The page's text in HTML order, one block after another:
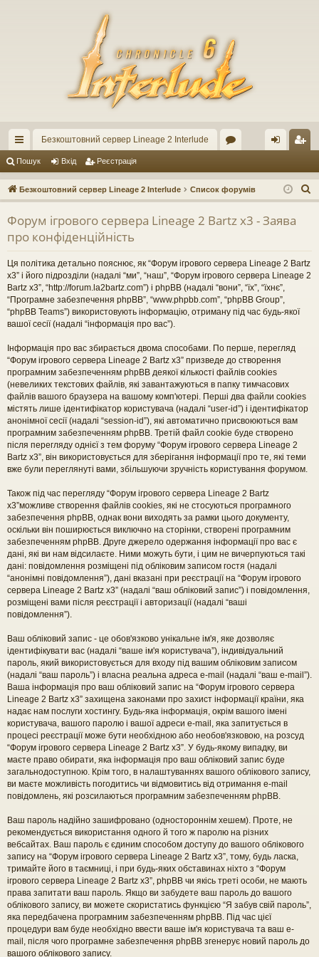
ви
дк
ий
до
ст
уп
Безкоштовний сервер Lineage 2 Interlude
ум
и
д ст
ра
Пошук Вхід Реєстрація
Безкоштовний сервер Lineage 2 Interlude Список форумів
о
Форум ігрового сервера Lineage 2 Bartz x3 - Заява
про конфіденційність
Ця політика детально пояснює, як “Форум ігрового сервера Lineage 2 Bartz
x3” і його підрозділи (надалі “ми”, “наш”, “Форум ігрового сервера Lineage 2
Bartz x3”, “http://forum.la2bartz.com”) і phpBB (надалі “вони”, “їх”, “їхнє”,
“Програмне забезпечення phpBB”, “www.phpbb.com”, “phpBB Group”,
“phpBB Teams”) використовують інформацію, отриману під час будь-якої
вашої сесії (надалі “інформація про вас”).
Інформація про вас збирається двома способами. По перше, перегляд
“Форум ігрового сервера Lineage 2 Bartz x3” призведе до створення
програмним забезпеченням phpBB деякої кількості файлів cookies
(невеликих текстових файлів, які завантажуються в папку тимчасових
файлів вашого браузера на вашому комп'ютері. Перші два файли cookies
містять лише ідентифікатор користувача (надалі “user-id”) і ідентифікатор
анонімної сесії (надалі “session-id”), які автоматично присвоюються вам
програмним забезпеченням phpBB. Третій файл cookie буде створено
після перегляду однієї з тем форуму “Форум ігрового сервера Lineage 2
Bartz x3”, він використовується для зберігання інформації про те, які теми
вже були переглянуті вами, збільшуючи зручність користування форумом.
Також під час перегляду “Форум ігрового сервера Lineage 2 Bartz
x3”можливе створення файлів cookies, які не стосуються програмного
забезпечення phpBB, однак вони виходять за рамки цього документу,
оскільки він поширюється виключно на сторінки, створені програмним
забезпеченням phpBB. Друге джерело одержання інформації про вас є
дані, які ви нам відсилаєте. Ними можуть бути, і цим не вичерпуються такі
дані: повідомлення розміщені під обліковим записом гостя (надалі
“анонімні повідомлення”), дані вказані при реєстрації на “Форум ігрового
сервера Lineage 2 Bartz x3” (надалі “ваш обліковий запис”) і повідомлення,
розміщені вами після реєстрації і авторизації (надалі “ваші
повідомлення”).
Ваш обліковий запис - це обов'язково унікальне ім'я, яке дозволяє
ідентифікувати вас (надалі “ваше ім'я користувача”), індивідуальний
пароль, який використовується для входу під вашим обліковим записом
(надалі “ваш пароль”) і власна реальна адреса e-mail (надалі “ваш e-mail”).
Ваша інформація про ваш обліковий запис на “Форум ігрового сервера
Lineage 2 Bartz x3” захищена законами про захист інформації країни, яка
надає нам послуги хостингу. Будь-яка інформація, окрім вашого імені
користувача, вашого паролю і вашої адреси e-mail, яка запитується в
процесі реєстрації може бути необхідною або необов'язковою, на розсуд
“Форум ігрового сервера Lineage 2 Bartz x3”. У будь-якому випадку, ви
маєте право обирати, яка інформація про ваш обліковий запис буде
загальнодоступною. Крім того, в налаштуваннях вашого облікового запису,
ви маєте можливість погодитись чи відмовитись від отримання e-mail
повідомлень, які розсилаються програмним забезпеченням phpBB.
Ваш пароль надійно зашифровано (одностороннім хешем). Проте, не
рекомендується використання одного й того ж паролю на різних
вебсайтах. Ваш пароль є єдиним способом доступу до вашого облікового
запису на “Форум ігрового сервера Lineage 2 Bartz x3”, тому, будь ласка,
тримайте його в таємниці, і при будь-яких обставинах ніхто з “Форум
ігрового сервера Lineage 2 Bartz x3”, phpBB чи якісь треті особи, не мають
права запитати ваш пароль. Якщо ви забудете ваш пароль до вашого
облікового запису, ви можете скористатись функцією “Я забув свій пароль”,
яка передбачена програмним забезпеченням phpBB. Під час цієї
процедури вам буде необхідно ввести ваше ім'я користувача та ваш e-
mail, після чого програмне забезпечення phpBB згенерує новий пароль до
вашого облікового запису.